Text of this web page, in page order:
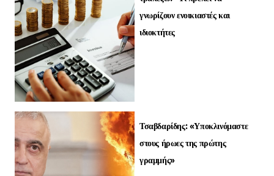
γνωρίζουν ενοικιαστές και
ιδιοκτήτες
Τσαβδαρίδης: «Υποκλινόμαστε
στους ήρωες της πρώτης
γραμμής»